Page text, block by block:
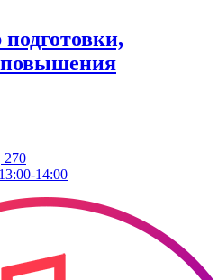
повышения
270
14:00